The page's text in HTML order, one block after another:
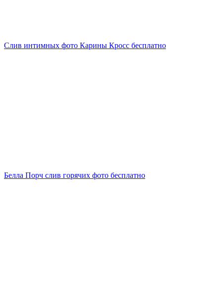
Слив интимных фото Карины Кросс бесплатно
Белла Порч слив горячих фото бесплатно